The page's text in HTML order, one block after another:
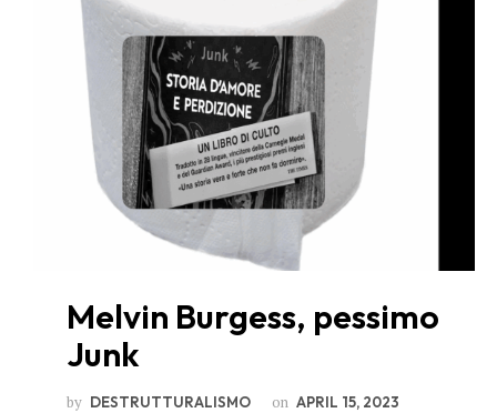
Melvin Burgess, pessimo
Junk
by DESTRUTTURALISMO on APRIL 15, 2023